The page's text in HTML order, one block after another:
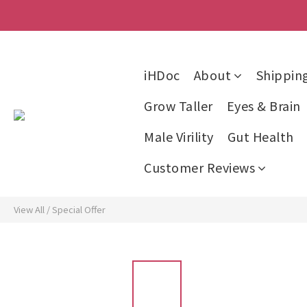
iHDoc About
Grow Taller
Eyes & Brain
Male Virility
Gut Health
Customer Reviews
View All /Special Offer